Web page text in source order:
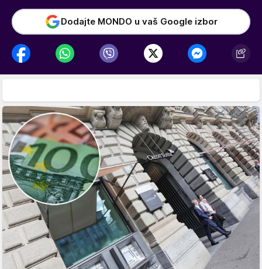
Dodajte MONDO u vaš Google izbor